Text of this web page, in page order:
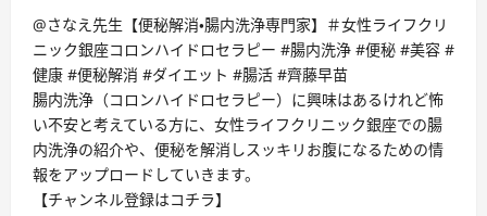
@さなえ先生【便秘解消・腸内洗浄専門家】＃女性ライフクリ
ニック銀座コロンハイドロセラピー #腸内洗浄 #便秘 #美容 #
健康 #便秘解消 #ダイエット #腸活 #齊藤早苗
腸内洗浄（コロンハイドロセラピー）に興味はあるけれど怖
い不安と考えている方に、女性ライフクリニック銀座での腸
内洗浄の紹介や、便秘を解消しスッキリお腹になるための情
報をアップロードしていきます。
【チャンネル登録はコチラ】